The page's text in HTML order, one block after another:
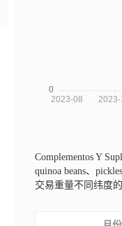
Complementos Y
quinoa beans、
交易重量不同纬度